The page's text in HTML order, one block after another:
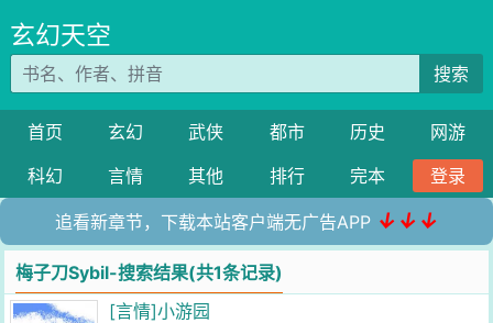
玄幻天空
搜索
首页 玄幻 武侠 都市 历史
网游
科幻
言情 其他 排行 完本 登录
追看新章节，下载本站客户端无广告APP ↓↓↓
梅子刀Sybil-搜索结果(共1条记录)
[言情]小游园